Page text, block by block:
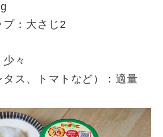
プ：大さじ2
々
ス、トマトなど）：適量